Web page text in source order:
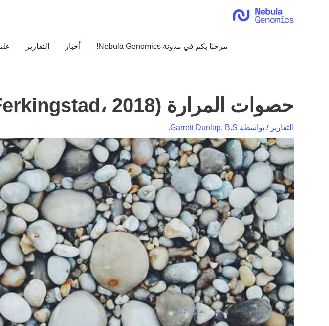
مرحبًا بكم في مدونة Nebula Genomics! أخبار التقارير
حصوات المرارة (Ferkingstad، 2018)
التقارير / بواسطة Garrett Dunlap, B.S.